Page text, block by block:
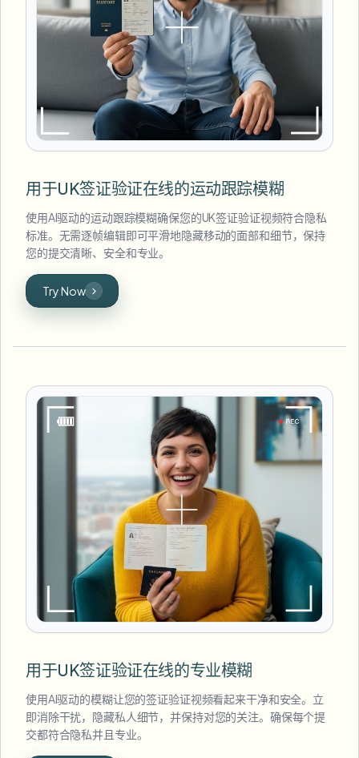
用于UK签证验证在线的运动跟踪模糊
使用AI驱动的运动跟踪模糊确保您的UK签证验证视频符合隐私
标准。无需逐帧编辑即可平滑地隐藏移动的面部和细节，保持
您的提交清晰、安全和专业。
Try Now
用于UK签证验证在线的专业模糊
使用AI驱动的模糊让您的签证验证视频看起来干净和安全。立
即消除干扰，隐藏私人细节，并保持对您的关注。确保每个提
交都符合隐私并且专业。